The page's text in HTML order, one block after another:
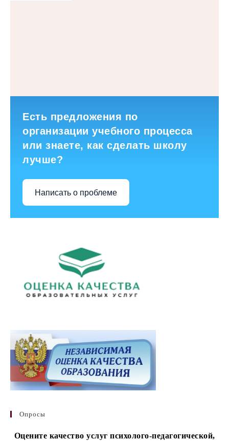
Есть предложения по
организации учебного процесса
или знаете, как сделать школу
лучше?
Написать о проблеме
Опросы
Оцените качество услуг психолого-педагогической,